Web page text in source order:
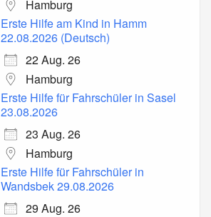
Hamburg
Erste Hilfe am Kind in Hamm
22.08.2026 (Deutsch)
22 Aug. 26
Hamburg
Erste Hilfe für Fahrschüler in Sasel
23.08.2026
23 Aug. 26
Hamburg
Erste Hilfe für Fahrschüler in
Wandsbek 29.08.2026
29 Aug. 26